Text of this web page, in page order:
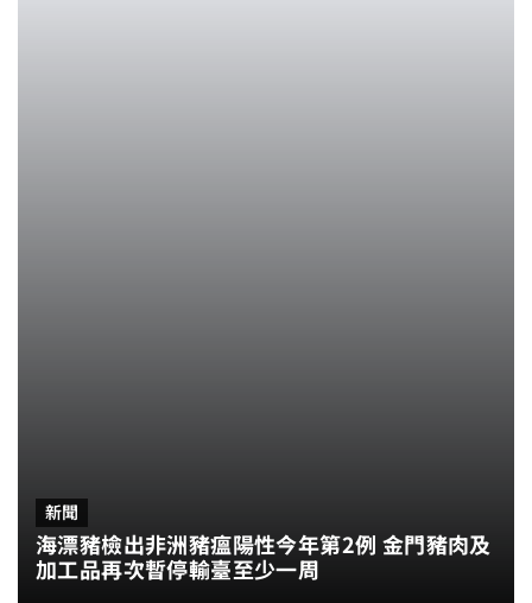
新聞
海漂豬檢出非洲豬瘟陽性今年第2例 金門豬肉及
加工品再次暫停輸臺至少一周